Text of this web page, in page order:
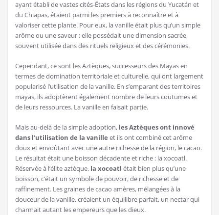
ayant établi de vastes cités-États dans les régions du Yucatán et
du Chiapas, étaient parmi les premiers à reconnaître et à
valoriser cette plante. Pour eux, la vanille était plus qu’un simple
arôme ou une saveur : elle possédait une dimension sacrée,
souvent utilisée dans des rituels religieux et des cérémonies.
Cependant, ce sont les Aztèques, successeurs des Mayas en
termes de domination territoriale et culturelle, qui ont largement
popularisé l’utilisation de la vanille. En s’emparant des territoires
mayas, ils adoptèrent également nombre de leurs coutumes et
de leurs ressources. La vanille en faisait partie.
Mais au-delà de la simple adoption, les Aztèques ont innové
dans l’utilisation de la vanille et ils ont combiné cet arôme
doux et envoûtant avec une autre richesse de la région, le cacao.
Le résultat était une boisson décadente et riche : la xocoatl.
Réservée à l’élite aztèque, la xocoatl était bien plus qu’une
boisson, c’était un symbole de pouvoir, de richesse et de
raffinement. Les graines de cacao amères, mélangées à la
douceur de la vanille, créaient un équilibre parfait, un nectar qui
charmait autant les empereurs que les dieux.